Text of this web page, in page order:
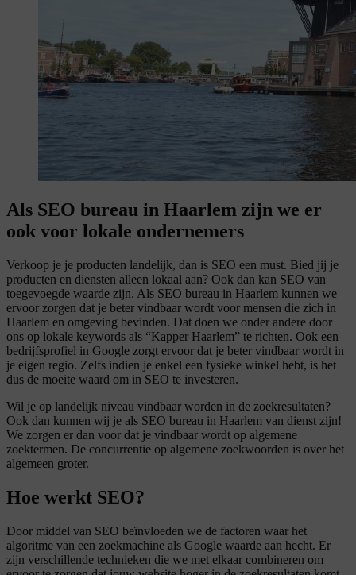
Als SEO bureau in Haarlem zijn we er
ook voor lokale ondernemers
Verkoop je je producten landelijk, dan is SEO een must. Bied jij je
producten en diensten alleen lokaal aan? Ook dan kan SEO van
toegevoegde waarde zijn. Als SEO bureau in Haarlem kunnen we
ervoor zorgen dat je beter vindbaar wordt voor mensen die zich in
Haarlem en omgeving bevinden. Dat doen we onder andere door
ons op lokale keywords als “Kapper Haarlem” te richten. Ook een
bedrijfsprofiel in Google zorgt ervoor dat je beter vindbaar wordt in
je eigen regio. Zelfs indien je enkel een fysieke winkel hebt, is het
dus de moeite waard om in SEO te investeren.
Wil je op landelijk niveau vindbaar worden in de zoekresultaten?
Ook dan kunnen wij je als SEO bureau in Haarlem van dienst zijn!
We zorgen er dan voor dat je vindbaar wordt op algemene
zoektermen. De concurrentie op algemene zoekwoorden is over het
algemeen groter.
Hoe werkt SEO?
Door middel van SEO beïnvloeden we de factoren waar het
algoritme van een zoekmachine als Google waarde aan hecht. Er
zijn verschillende technieken die we met elkaar combineren om